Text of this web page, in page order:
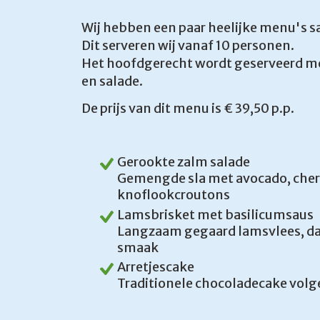
Wij hebben een paar heelijke menu's
Dit serveren wij vanaf 10 personen.
Het hoofdgerecht wordt geserveerd
en salade.
De prijs van dit menu is € 39,50 p.p.
Gerookte zalm salade
Gemengde sla met avocado,
knoflookcroutons
Lamsbrisket met basilicumsaus
Langzaam gegaard lamsvlees,
smaak
Arretjescake
Traditionele chocoladecake